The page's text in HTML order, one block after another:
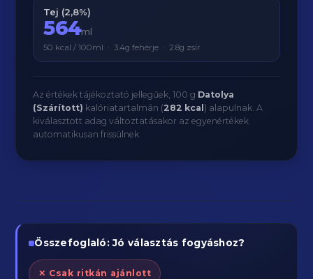
Tej (2,8%)
564ml
50 kcal / 100ml · 3.4g fehérje · 2.8g zsír
Az értékek tájékoztató jellegűek, 100 g Datolya
(Szárított) kalóriatartalmán (282 kcal ) alapulnak. A
kiválasztott adag változtatásakor az egyenértékek
automatikusan frissülnek.
Összefoglaló: Jó választás fogyáshoz?
✕ Csak ritkán ajánlott